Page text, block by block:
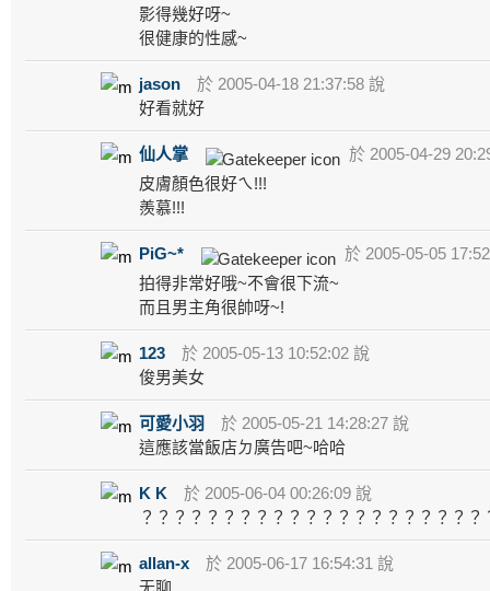
影得幾好呀~
很健康的性感~
jason
於 2005-04-18 21:37:58 說
好看就好
仙人掌
於 2005-04-29
皮膚顏色很好ㄟ!!!
羨慕!!!
PiG~*
於 2005-05-05
拍得非常好哦~不會很下流~
而且男主角很帥呀~!
123
於 2005-05-13 10:52:02 說
俊男美女
可愛小羽
於 2005-05-21 14:28:27 說
這應該當飯店ㄉ廣告吧~哈哈
K K
於 2005-06-04 00:26:09 說
？？？？？？？？？？？？？？？？？？？？？
allan-x
於 2005-06-17 16:54:31 說
无聊